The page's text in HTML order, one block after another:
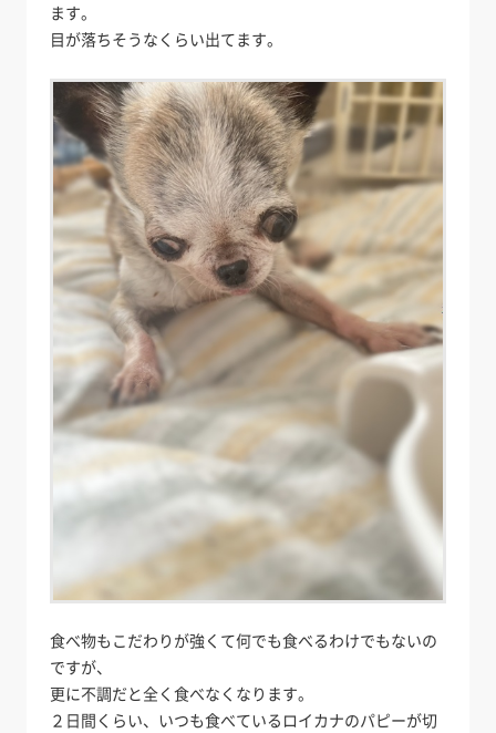
ます。
目が落ちそうなくらい出てます。
食べ物もこだわりが強くて何でも食べるわけでもないの
ですが、
更に不調だと全く食べなくなります。
２日間くらい、いつも食べているロイカナのパピーが切